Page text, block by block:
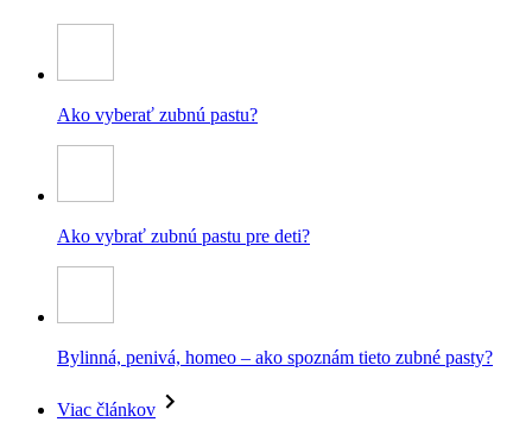
Ako vyberať zubnú pastu?
Ako vybrať zubnú pastu pre deti?
Bylinná, penivá, homeo – ako spoznám tieto zubné pasty?
Viac článkov